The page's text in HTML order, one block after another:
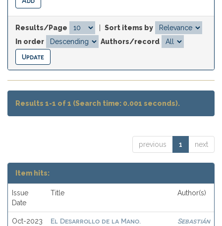
Results/Page
Sort items by
In order
Authors/record
Results 1-1 of 1 (Search time: 0.001 seconds).
previous 1 next
Item hits:
Issue
Date
Title Author(s)
Oct-2023
El Desarrollo de la Mano.
Sebastián